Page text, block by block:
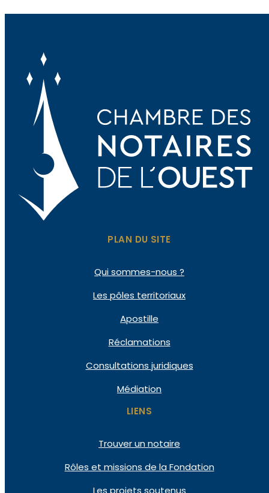
PLAN DU SITE
Quisommes-nous ?
Les pôles territoriaux
Apostille
Réclamations
Consultations juridiques
Médiation
LIENS
Trouver un notaire
Rôles et missions de la Fondation
Les projets soutenus